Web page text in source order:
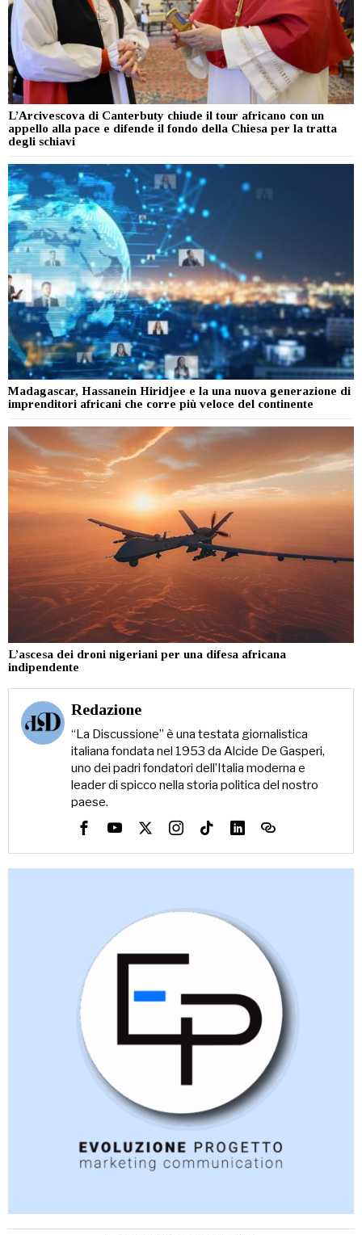
L’Arcivescova di Canterbuty chiude il tour africano con un
appello alla pace e difende il fondo della Chiesa per la tratta
degli schiavi
Madagascar, Hassanein Hiridjee e la una nuova generazione di
imprenditori africani che corre più veloce del continente
L’ascesa dei droni nigeriani per una difesa africana
indipendente
Redazione
“La Discussione” è una testata giornalistica
italiana fondata nel 1953 da Alcide De Gasperi,
uno dei padri fondatori dell’Italia moderna e
leader di spicco nella storia politica del nostro
paese.